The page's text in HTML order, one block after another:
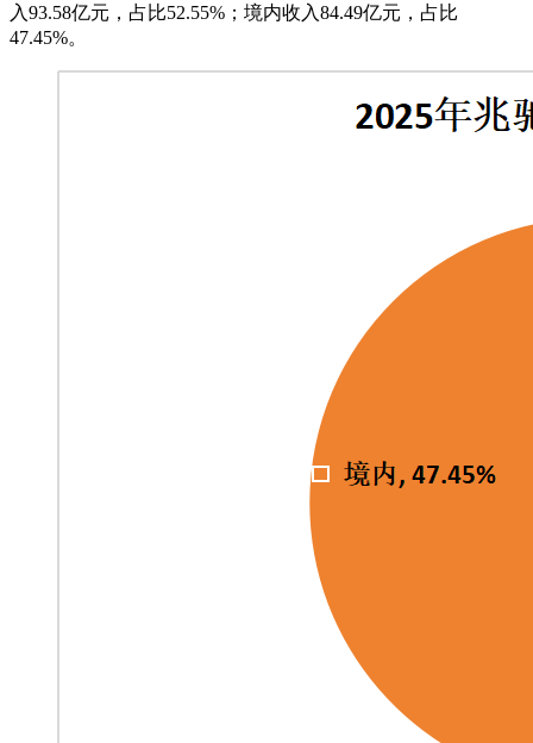
入93.58亿元，占比52.55%；境内收入84.49亿元，占比
47.45%。